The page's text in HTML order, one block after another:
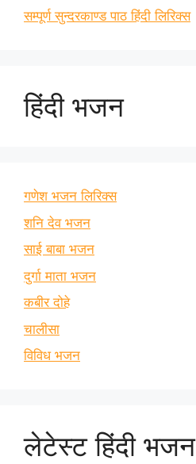
सम्पूर्ण सुन्दरकाण्ड पाठ हिंदी लिरिक्स
हिंदी भजन
गणेश भजन लिरिक्स
शनि देव भजन
साई बाबा भजन
दुर्गा माता भजन
कबीर दोहे
चालीसा
विविध भजन
लेटेस्ट हिंदी भजन